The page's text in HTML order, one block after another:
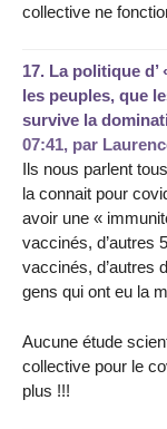
collective ne
17. La politique
les peuples, que
survive la
07:41, par
Ils nous parlent
la connait pour
avoir une «
vaccinés, d’autres
vaccinés, d’autres
gens qui ont eu la
Aucune étude
collective pour le
plus !!!